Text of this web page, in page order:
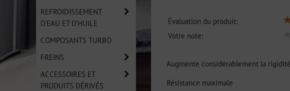
Évaluation du produit:
Votre note:
Augmente considérablement la
Résistance maximale
REFROIDISSEMENT
D'EAU ET D'HUILE
COMPOSANTS TURBO
FREINS
ACCESSOIRES ET
PRODUITS DÉRIVÉS